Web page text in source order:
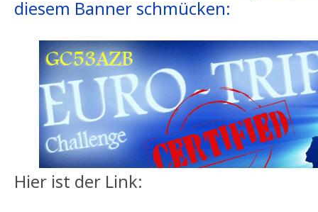
diesem Banner schmücken:
Hier ist der Link: